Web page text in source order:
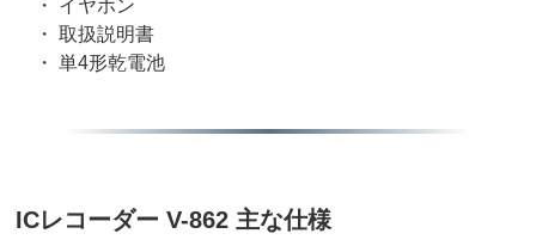
・ イヤホン
・ 取扱説明書
・ 単4形乾電池
ICレコーダー V-862 主な仕様